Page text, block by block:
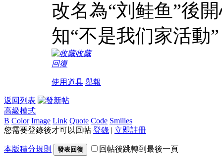
改名為“刘鲑鱼”後
知“不是我们家活動
收藏
回復
使用道具 舉報
返回列表
高級模式
B Color Image Link Quote Code Smilies
您需要登錄後才可以回帖 登錄 | 立即註冊
本版積分規則 發表回復 回帖後跳轉到最後一頁